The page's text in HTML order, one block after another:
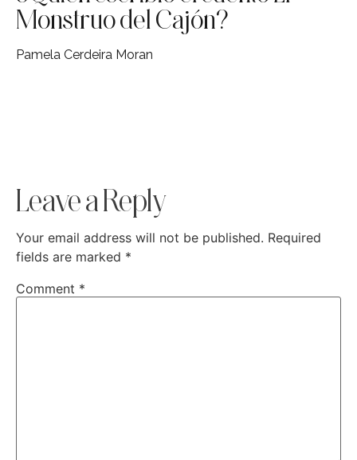
Monstruo del Cajón?
Pamela Cerdeira Moran
Leave a Reply
Your email address will not be published. Required
fields are marked *
Comment *